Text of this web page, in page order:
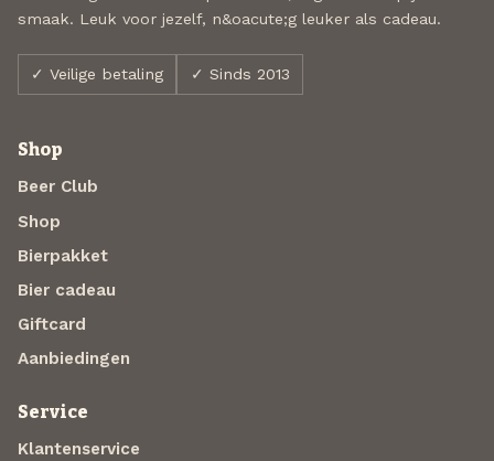
smaak. Leuk voor jezelf, n&oacute;g leuker als cadeau.
✓ Veilige betaling ✓ Sinds 2013
Shop
Beer Club
Shop
Bierpakket
Bier cadeau
Giftcard
Aanbiedingen
Service
Klantenservice